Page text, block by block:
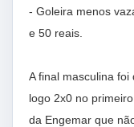
- Goleira menos
e 50 reais.
A final masculina
logo 2x0 no
da Engemar que